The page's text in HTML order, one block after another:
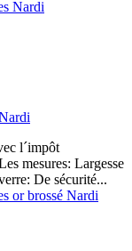
l´impôt
mesures: Largesse
De sécurité...